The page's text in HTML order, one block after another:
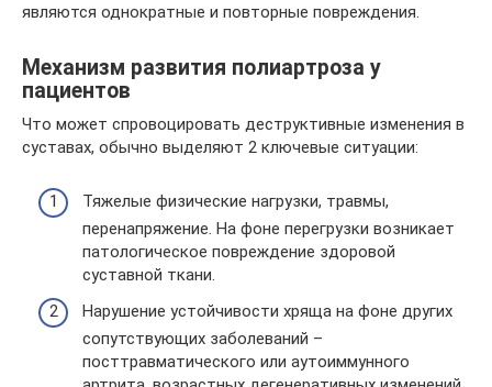
являются однократные и повторные повреждения.
Механизм развития полиартроза у
пациентов
Что может спровоцировать деструктивные изменения в
суставах, обычно выделяют 2 ключевые ситуации:
Тяжелые физические нагрузки, травмы,
перенапряжение. На фоне перегрузки возникает
патологическое повреждение здоровой
суставной ткани.
Нарушение устойчивости хряща на фоне других
сопутствующих заболеваний –
посттравматического или аутоиммунного